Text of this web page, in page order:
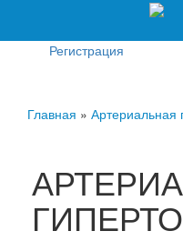
Регистрация
Главная » Артериальная